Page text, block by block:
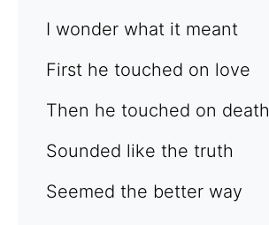
I wonder what it meant
First he touched on love
Then he touched on death
Sounded like the truth
Seemed the better way